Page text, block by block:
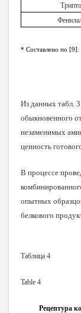
* Составлено по [9].
Из данных табл.
обыкновенного
незаменимых
ценность
В процессе
опытных
белкового
Таблица 4
Table 4
Рецептура